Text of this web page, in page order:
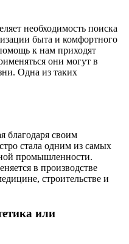
необходимость поиска
быта и комфортного
к нам приходят
они могут в
Одна из таких
благодаря своим
стала одним из самых
промышленности.
в производстве
строительстве и
или